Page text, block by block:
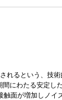
れるという、技
にわたる安定し
面が増加しノイ